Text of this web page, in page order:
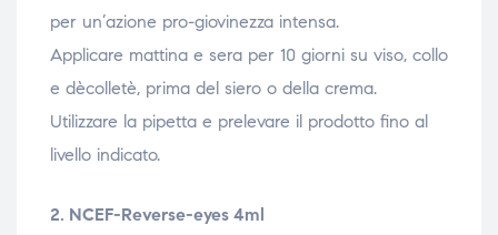
per un’azione pro-giovinezza intensa.
Applicare mattina e sera per 10 giorni su viso, collo
e dècolletè, prima del siero o della crema.
Utilizzare la pipetta e prelevare il prodotto fino al
livello indicato.
2. NCEF-Reverse-eyes 4ml